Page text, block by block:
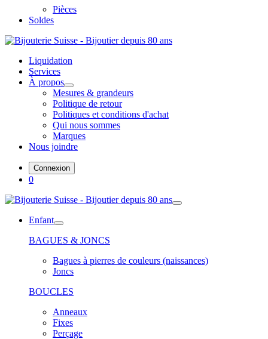
Pièces
Soldes
Liquidation
Services
À propos
Mesures & grandeurs
Politique de retour
Politiques et conditions d'achat
Qui nous sommes
Marques
Nous joindre
Connexion
0
Enfant
BAGUES & JONCS
Bagues à pierres de couleurs (naissances)
Joncs
BOUCLES
Anneaux
Fixes
Perçage